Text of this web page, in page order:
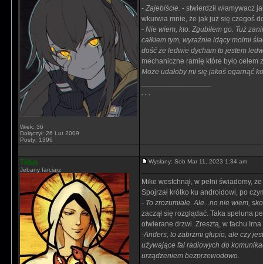
Wiek: 36
Dołączył: 26 Lut 2009
Posty: 1396
- Zajebiście. - stwierdził włamywacz
wkurwia mnie, że jak już się czegoś
- Nie wiem, kto. Zgubiłem go. Tuż
całkiem tym, wyraźnie idący moimi
dość że ledwie dycham to jestem
mechaniczne ramię które było
Może udałoby mi się jakoś ogarnąć
. . .
Tidus
Jebany farciarz
Wysłany: Sob Mar 11, 2023 1:34 am
Mike westchnął, w pełni świadomy,
Spojrzał krótko ku androidowi, po
- To zrozumiałe. Ale...no nie wiem,
zaczął się rozglądać. Taka speluna
otwierane drzwi. Zresztą, w fachu
-Anders, to zabrzmi głupio, ale czy
używające fal radiowych do
urządzeniem bezprzewodowo.